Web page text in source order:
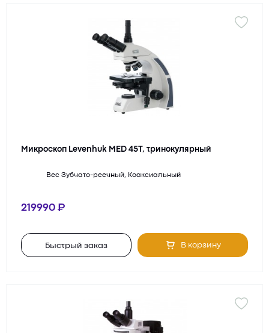
Микроскоп Levenhuk MED 45T, тринокулярный
Вес Зубчато-реечный, Коаксиальный
219990
Быстрый заказ В корзину